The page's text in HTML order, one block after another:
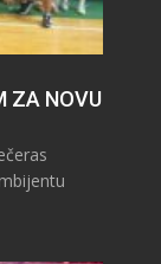
ZA NOVU